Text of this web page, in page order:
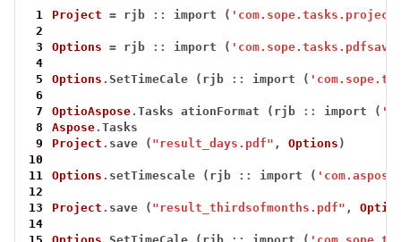
1 Project = rjb :: import (
2
3
Options = rjb :: import (
4
5
Options .SetTimeCale (rjb :: import (
6
7
OptioAspose.Tasks ationFormat (rjb :: import (
8
Aspose.
9
Project . save ( "result_days.pdf" , Options
10
11
Options . setTimescale (rjb :: import (
12
13
Project . save ( "result_thirdsofmonths.pdf" ,
14